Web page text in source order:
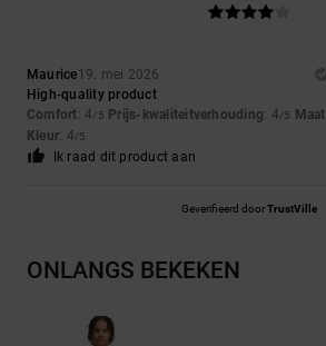
Maurice19. mei 2026
High-quality product
Comfort: 4/5 Prijs-kwaliteitverhouding: 4/5 Maat
Kleur: 4/5
Ik raad dit product aan
Geverifieerd doorTrustVille
ONLANGS BEKEKEN